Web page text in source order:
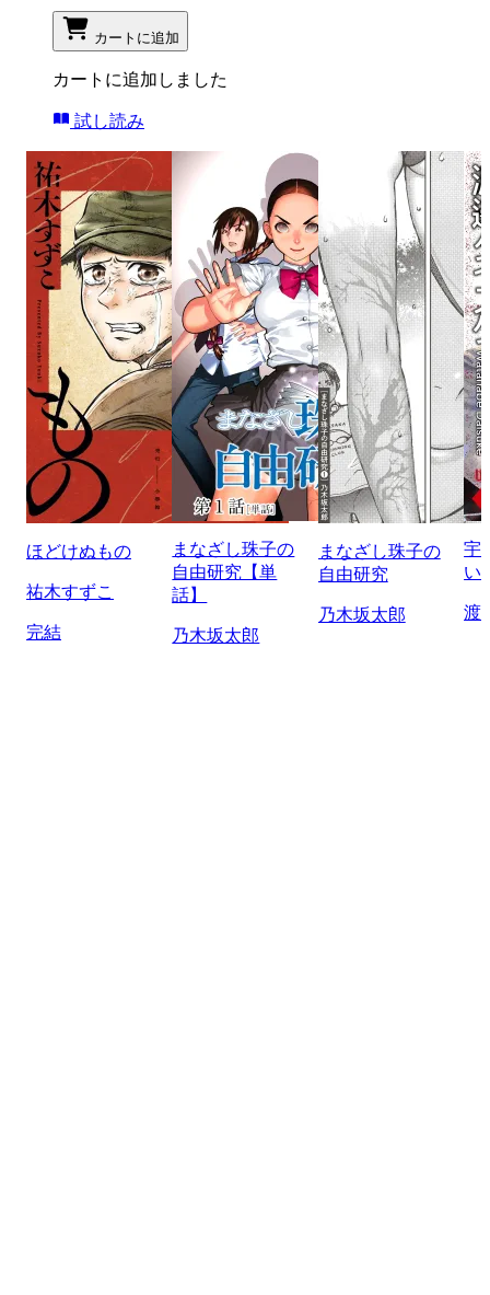
カートに追加
カートに追加しました
試し読み
ほどけぬもの
祐木すずこ
完結
まなざし珠子の
自由研究【単
話】
乃木坂太郎
まなざし珠子の
自由研究
乃木坂太郎
宇
い
渡